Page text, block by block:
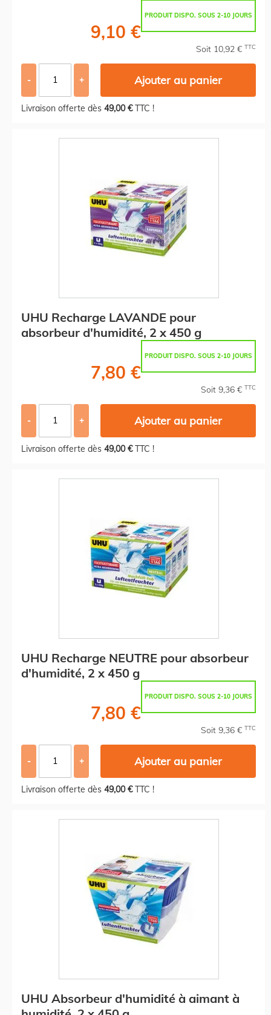
PRODUIT DISPO. SOUS 2-10 JOURS
9,10 €
Soit 10,92 € TTC
- + Ajouter au panier
Livraison offerte dès 49,00 €TTC !
UHU Recharge LAVANDE pour
absorbeur d'humidité, 2 x 450 g
PRODUIT DISPO. SOUS 2-10 JOURS
7,80 €
Soit 9,36 € TTC
- + Ajouter au panier
Livraison offerte dès 49,00 €TTC !
UHU Recharge NEUTRE pour absorbeur
d'humidité, 2 x 450 g
PRODUIT DISPO. SOUS 2-10 JOURS
7,80 €
Soit 9,36 € TTC
- + Ajouter au panier
Livraison offerte dès 49,00 €TTC !
UHU Absorbeur d'humidité à aimant à